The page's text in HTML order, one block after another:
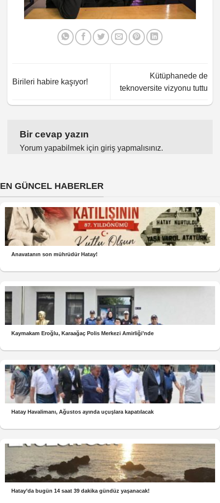
Birileri habire kaşıyor!
Kütüphanede de
teknoversite vizyonu tuttu
Bir cevap yazın
Yorum yapabilmek için giriş yapmalısınız.
EN GÜNCEL HABERLER
Anavatanın son mührüdür Hatay!
Kaymakam Eroğlu, Karaağaç Polis Merkezi Amirliği’nde
Hatay Havalimanı, Ağustos ayında uçuşlara kapatılacak
Hatay’da bugün 14 saat 39 dakika gündüz yaşanacak!